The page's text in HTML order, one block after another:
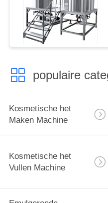
populaire
Kosmetische het
Maken Machine
Kosmetische het
Vullen Machine